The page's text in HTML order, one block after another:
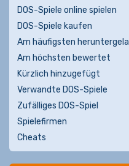
DOS-Spiele online spielen
DOS-Spiele kaufen
Am häufigsten
Am höchsten bewertet
Kürzlich hinzugefügt
Verwandte DOS-Spiele
Zufälliges DOS-Spiel
Spielefirmen
Cheats